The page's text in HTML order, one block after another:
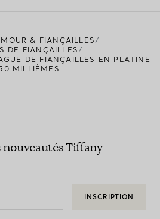
& FIANÇAILLES
DE FIANÇAILLES
DE FIANÇAILLES EN PLATINE
MILLIÈMES
nouveautés Tiffany
INSCRIPTION